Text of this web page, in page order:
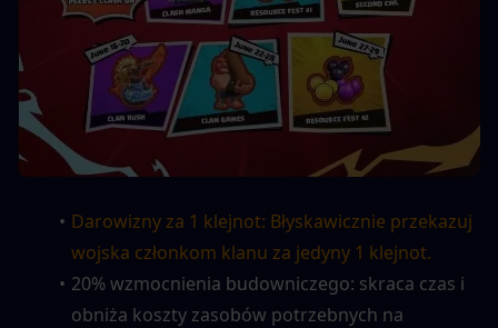
Darowizny za 1 klejnot: Błyskawicznie przekazuj
wojska członkom klanu za jedyny 1 klejnot.
20% wzmocnienia budowniczego: skraca czas i
obniża koszty zasobów potrzebnych na